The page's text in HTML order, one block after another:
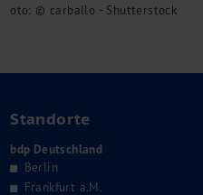
oto: © carballo - Shutterstock
Standorte
bdp Deutschland
Berlin
Frankfurt a.M.